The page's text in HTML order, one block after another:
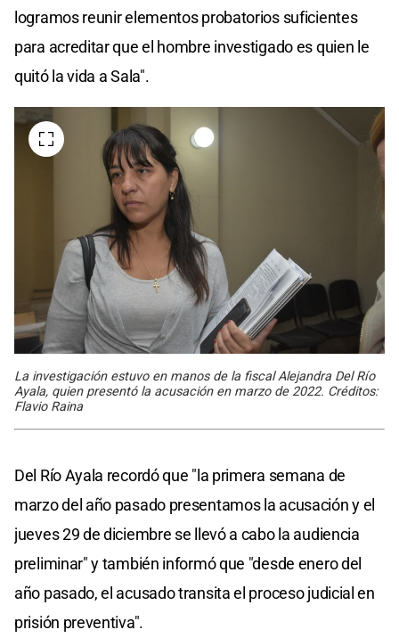
logramos reunir elementos probatorios suficientes
para acreditar que el hombre investigado es quien le
quitó la vida a Sala".
La investigación estuvo en manos de la fiscal Alejandra Del Río
Ayala, quien presentó la acusación en marzo de 2022. Créditos:
Flavio Raina
Del Río Ayala recordó que "la primera semana de
marzo del año pasado presentamos la acusación y el
jueves 29 de diciembre se llevó a cabo la audiencia
preliminar" y también informó que "desde enero del
año pasado, el acusado transita el proceso judicial en
prisión preventiva".